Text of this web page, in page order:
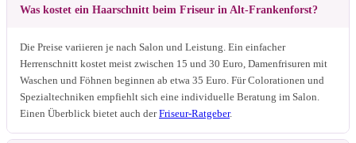
Was kostet ein Haarschnitt beim Friseur in Alt-Frankenforst?
Die Preise variieren je nach Salon und Leistung. Ein einfacher
Herrenschnitt kostet meist zwischen 15 und 30 Euro, Damenfrisuren mit
Waschen und Föhnen beginnen ab etwa 35 Euro. Für Colorationen und
Spezialtechniken empfiehlt sich eine individuelle Beratung im Salon.
Einen Überblick bietet auch derFriseur-Ratgeber.